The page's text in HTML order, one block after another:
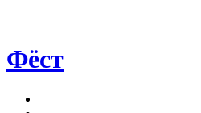
Фёст